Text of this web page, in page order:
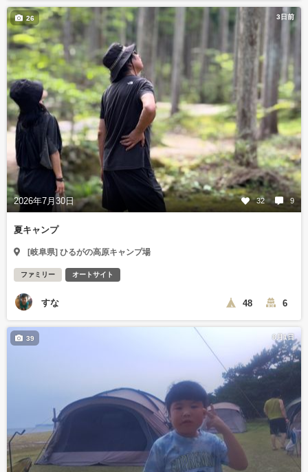
3日前
2026年7月30日 32 9
26
夏キャンプ
[岐阜県] ひるがの高原キャンプ場
ファミリー オートサイト
すな 48 6
8月1日
39